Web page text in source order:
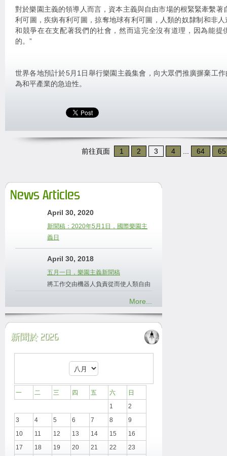
對於樂園主義的領導人而言，資本主義與自由市場的根緊緊牽繫著
利可圖，疾病有利可圖，掠奪地球有利可圖，人類的奴隸制和非
和競爭在在支配著我們的社會，然而這完全沒有道理，因為能提
的。”
世界各地預計於5月1日舉行樂園主義集會，向大眾們推廣摒棄工
為和平產業的急迫性。
前往頁面 1 2 3 4 64 65
News Articles
April 30, 2020
新聞稿：2020年5月1日，國際樂園主
義日
April 30, 2018
五月一日，樂園主義新聞稿
將工作交由機器人負責從而使人類自由
More...
新聞於 2026
一 二 三 四 五 六
日
1
2
3
4 5 6 7 8
9
10
11 12 13 14 15
16
17
18 19 20 21 22
23